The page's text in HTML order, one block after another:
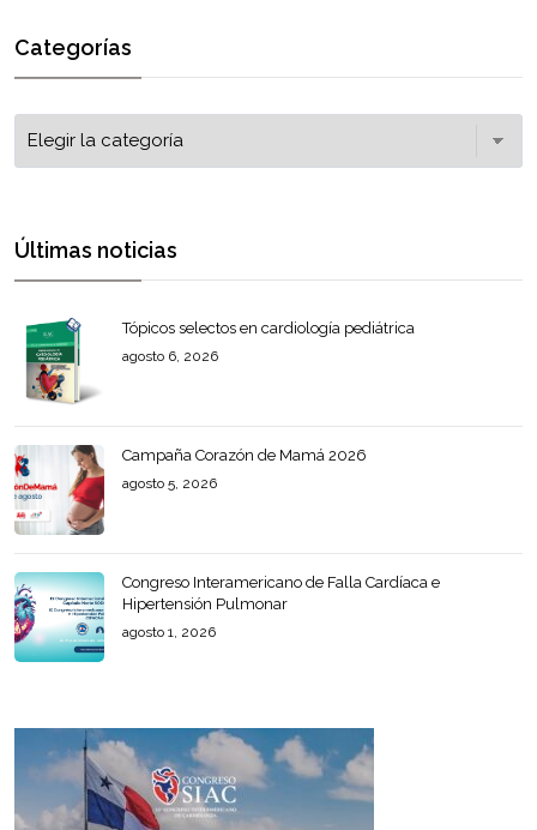
Categorías
Últimas noticias
Tópicos selectos en cardiología pediátrica
agosto 6, 2026
Campaña Corazón de Mamá 2026
agosto 5, 2026
Congreso Interamericano de Falla Cardíaca e
Hipertensión Pulmonar
agosto 1, 2026